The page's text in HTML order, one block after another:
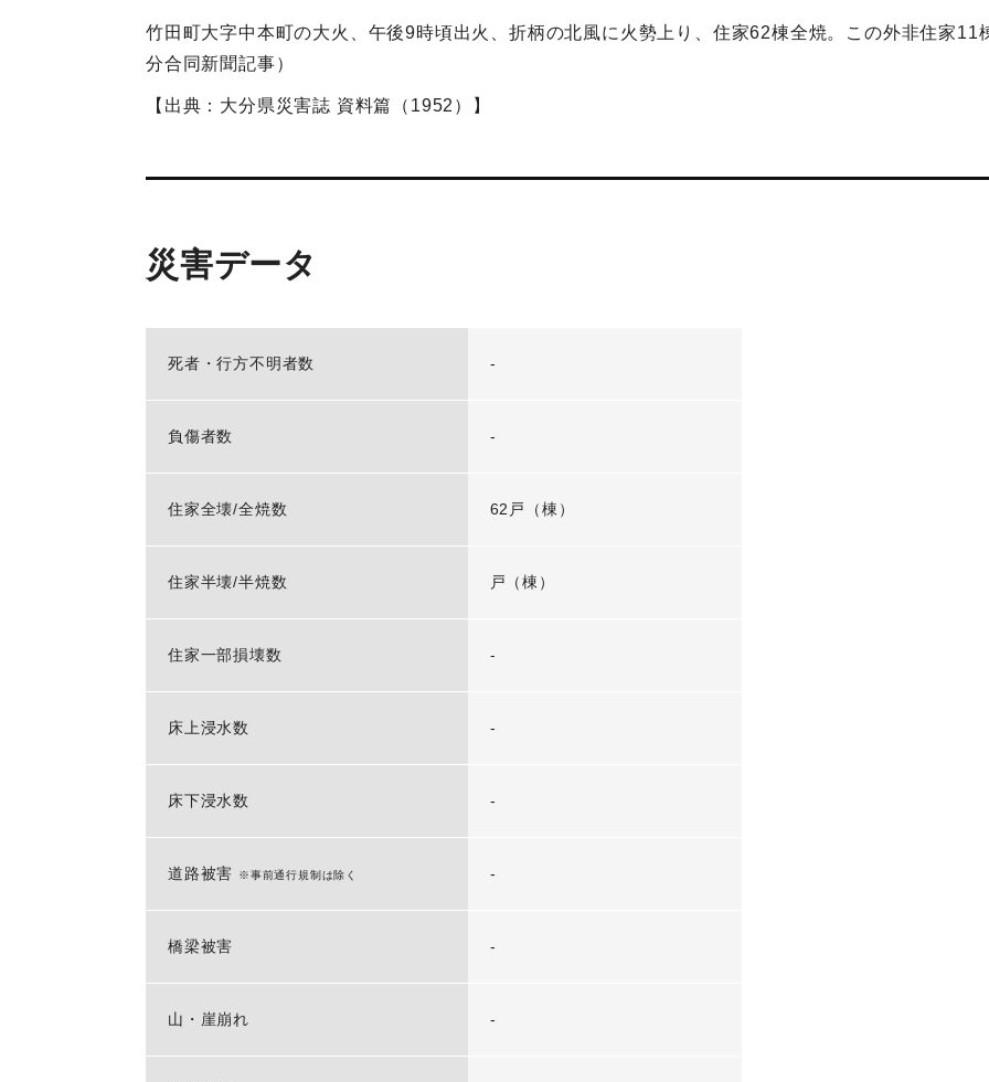
竹田町大字中本町の大火、午後9時頃出火、折柄の北風に火勢上り、住家62棟全焼。この外非住家
分合同新聞記事）
【出典：大分県災害誌 資料篇（1952）】
災害データ
死者・行方不明者数 -
負傷者数 -
住家全壊/全焼数 62戸（棟）
住家半壊/半焼数 戸（棟）
住家一部損壊数 -
床上浸水数 -
床下浸水数 -
道路被害 ※事前通行規制は除く -
橋梁被害 -
山・崖崩れ -